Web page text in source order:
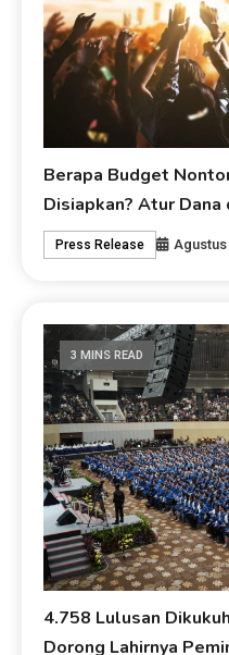
Berapa Budget
Disiapkan? Atur
Press Release Agustus
3 MINS READ
4.758 Lulusan
Dorong Lahirnya